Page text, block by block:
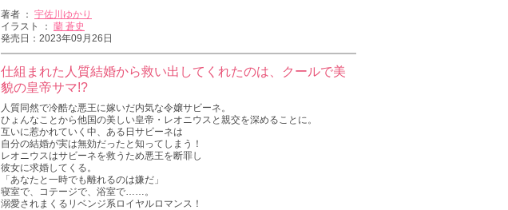
著者 ： 宇佐川ゆかり
イラスト ： 蘭 蒼史
発売日：2023年09月26日
仕組まれた人質結婚から救い出してくれたのは、クールで美
貌の皇帝サマ!?
人質同然で冷酷な悪王に嫁いだ内気な令嬢サビーネ。
ひょんなことから他国の美しい皇帝・レオニウスと親交を深めることに。
互いに惹かれていく中、ある日サビーネは
自分の結婚が実は無効だったと知ってしまう！
レオニウスはサビーネを救うため悪王を断罪し
彼女に求婚してくる。
「あなたと一時でも離れるのは嫌だ」
寝室で、コテージで、浴室で……。
溺愛されまくるリベンジ系ロイヤルロマンス！